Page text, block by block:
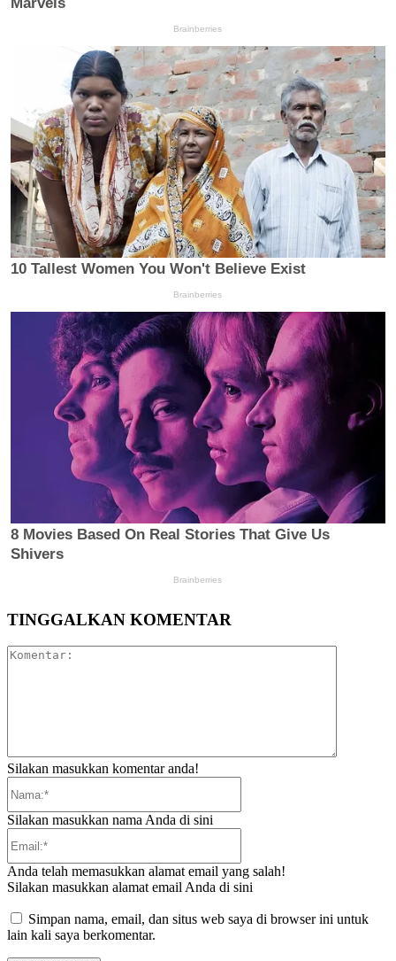
TINGGALKAN KOMENTAR
Silakan masukkan komentar anda!
Silakan masukkan nama Anda di sini
Anda telah memasukkan alamat email yang salah!
Silakan masukkan alamat email Anda di sini
Simpan nama, email, dan situs web saya di browser ini untuk
lain kali saya berkomentar.